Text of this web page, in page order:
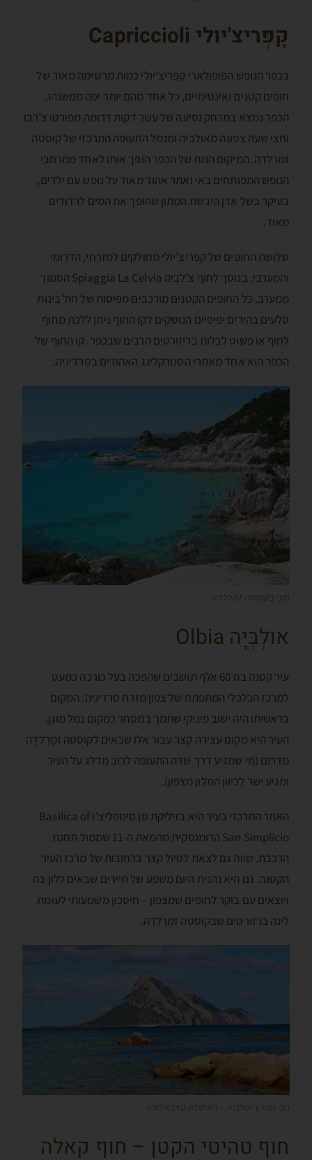
קָפְּריצ'יולי Capriccioli
בכפר הנופש הפופולארי קָפְּריצ'יולי כמות מרשימה מאוד של
חופים קטנים ואינטימיים, כל אחד מהם יותר יפה ממשנהו.
הכפר נמצא במרחק נסיעה של עשר דקות דרומה מפורטו צ'רבו
וחצי שעה צפונה מאולביה ומנמל התעופה המרכזי של קוסטה
זמרלדה. המיקום הנוח של הכפר הופך אותו לאחד ממרחבי
הנופש המפותחים באי ואתר אהוד מאוד על נופש עם ילדים,
בעיקר בשל אדן היבשת המתון שהופך את המים לרדודים
מאוד.
שלושת החופים של קָפְּריצ'יולי מחולקים למזרחי, הדרומי
והמערבי, בנוסך לחוף צ'לביה Spiaggia La Celvia הסמוך
ממערב. כל החופים הקטנים מורכבים מפיסות של חול בינות
סלעים בהירים יפיפיים הנושקים לקו החוף ניתן ללכת מחוף
לחוף או פשוט לבלות בריזורטים הרבים שבכפר. קו החוף של
הכפר הוא אחד מאתרי הסנורקלינג האהודים בסרדיניה.
אולְבְּיָה Olbia
עיר קטנה בת 60 אלף תושבים שהפכה בעל כורכה כמעט
למרכז הכלכלי המתפתח של צפון מזרח סרדיניה. המקום
בראשיתו היה ישוב פיניקי שתמך במסחר כמקום נמל מוגן.
העיר היא מקום עצירה קצר עבור אלו שבאים לקוסטה זְמֶרָלְדָה
מדרום (מי שמגיע דרך שדה התעופה לרוב מדלג על העיר
ומגיע ישר לכיוון המלון מצפון).
האתר המרכזי בעיר היא בזיליקת סן סימפליצ'ו Basilica of
San Simplicio הרומנסקית מהמאה ה-11 שממול תחנת
הרכבת. שווה גם לצאת לטיול קצר ברחובות של מרכז העיר
הקטנה. גם היא נהנית היום משפע של תיירים שבאים ללון בה
ויוצאים עם בוקר לחופים שמצפון – חיסכון משמעותי לעומת
לינה ברזורטים שבקוסטה זְמֶרָלְדָה.
חוף טהיטי הקטן – חוף קאלה